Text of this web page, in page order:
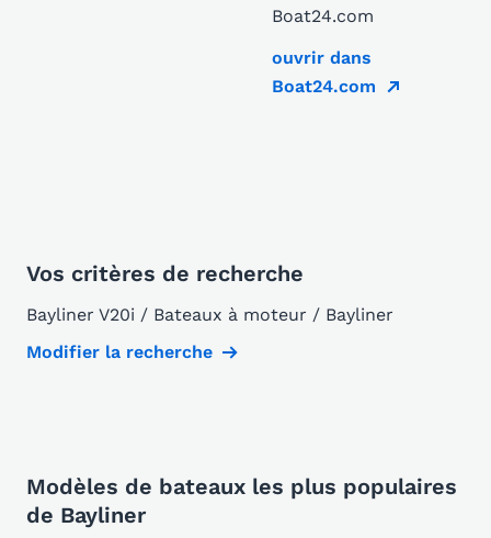
Boat24.com
ouvrir dans
Boat24.com
Vos critères de recherche
Bayliner V20i / Bateaux à moteur / Bayliner
Modifier la recherche
Modèles de bateaux les plus populaires
de Bayliner